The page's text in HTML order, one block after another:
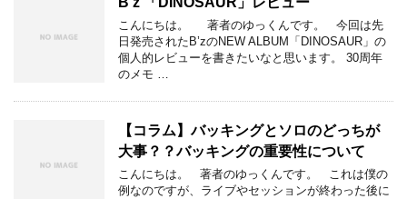
こんにちは。 著者のゆっくんです。 今回は先
日発売されたB’zのNEW ALBUM「DINOSAUR」の
個人的レビューを書きたいなと思います。 30周年
のメモ …
【コラム】バッキングとソロのどっちが
大事？？バッキングの重要性について
こんにちは。 著者のゆっくんです。 これは僕の
例なのですが、ライブやセッションが終わった後に